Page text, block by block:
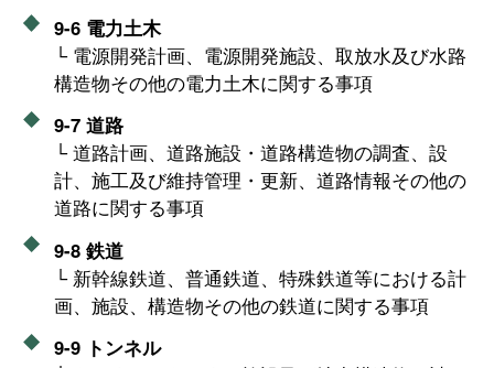
9-6 電力土木
└ 電源開発計画、電源開発施設、取放水及び水路
構造物その他の電力土木に関する事項
9-7 道路
└ 道路計画、道路施設・道路構造物の調査、設
計、施工及び維持管理・更新、道路情報その他の
道路に関する事項
9-8 鉄道
└ 新幹線鉄道、普通鉄道、特殊鉄道等における計
画、施設、構造物その他の鉄道に関する事項
9-9 トンネル